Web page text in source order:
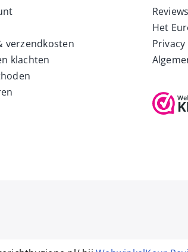
verzendkosten
klachten
Het